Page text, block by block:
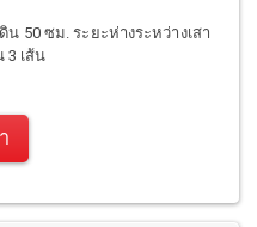
น 50 ซม. ระยะห่างระหว่างเสา
3 เส้น